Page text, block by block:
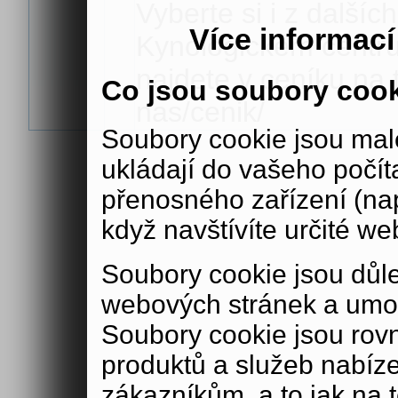
Více
Co jsou soubory
Soubory cookie jsou
ukládají do vašeho
přenosného zařízení
když navštívíte určité
Soubory cookie jsou
webových stránek a
Soubory cookie jsou
produktů a služeb
Kynologickém
najdete v ceníku na
nas/cenik/